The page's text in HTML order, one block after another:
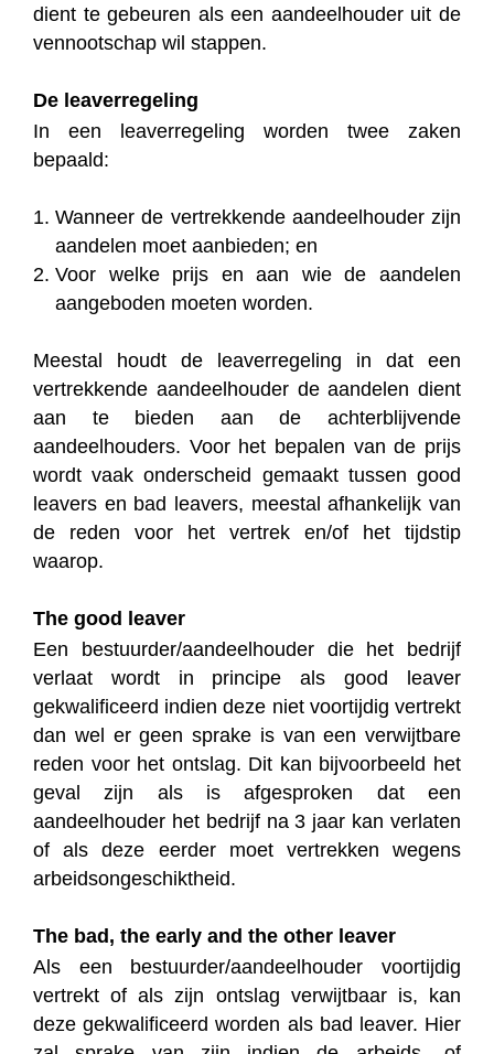
dient te gebeuren als een aandeelhouder uit de
vennootschap wil stappen.
De leaverregeling
In een leaverregeling worden twee zaken
bepaald:
Wanneer de vertrekkende aandeelhouder zijn
aandelen moet aanbieden; en
Voor welke prijs en aan wie de aandelen
aangeboden moeten worden.
Meestal houdt de leaverregeling in dat een
vertrekkende aandeelhouder de aandelen dient
aan te bieden aan de achterblijvende
aandeelhouders. Voor het bepalen van de prijs
wordt vaak onderscheid gemaakt tussen good
leavers en bad leavers, meestal afhankelijk van
de reden voor het vertrek en/of het tijdstip
waarop.
The good leaver
Een bestuurder/aandeelhouder die het bedrijf
verlaat wordt in principe als good leaver
gekwalificeerd indien deze niet voortijdig vertrekt
dan wel er geen sprake is van een verwijtbare
reden voor het ontslag. Dit kan bijvoorbeeld het
geval zijn als is afgesproken dat een
aandeelhouder het bedrijf na 3 jaar kan verlaten
of als deze eerder moet vertrekken wegens
arbeidsongeschiktheid.
The bad, the early and the other leaver
Als een bestuurder/aandeelhouder voortijdig
vertrekt of als zijn ontslag verwijtbaar is, kan
deze gekwalificeerd worden als bad leaver. Hier